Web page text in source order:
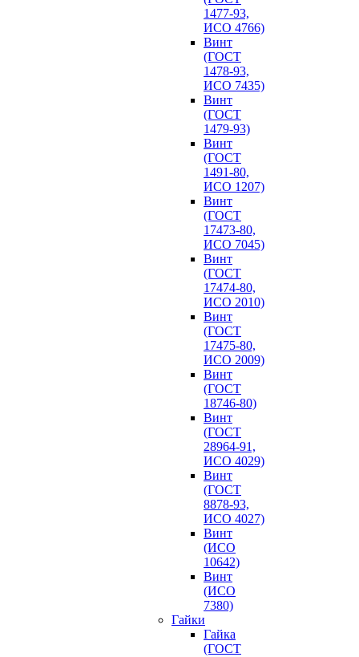
1477-93,
ИСО 4766)
Винт
(ГОСТ
1478-93,
ИСО 7435)
Винт
(ГОСТ
1479-93)
Винт
(ГОСТ
1491-80,
ИСО 1207)
Винт
(ГОСТ
17473-80,
ИСО 7045)
Винт
(ГОСТ
17474-80,
ИСО 2010)
Винт
(ГОСТ
17475-80,
ИСО 2009)
Винт
(ГОСТ
18746-80)
Винт
(ГОСТ
28964-91,
ИСО 4029)
Винт
(ГОСТ
8878-93,
ИСО 4027)
Винт
(ИСО
10642)
Винт
(ИСО
7380)
Гайки
Гайка
(ГОСТ